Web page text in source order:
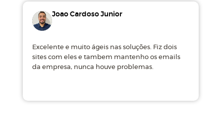
Joao Cardoso Junior
Excelente e muito ágeis nas soluções. Fiz dois
sites com eles e tambem mantenho os emails
da empresa, nunca houve problemas.